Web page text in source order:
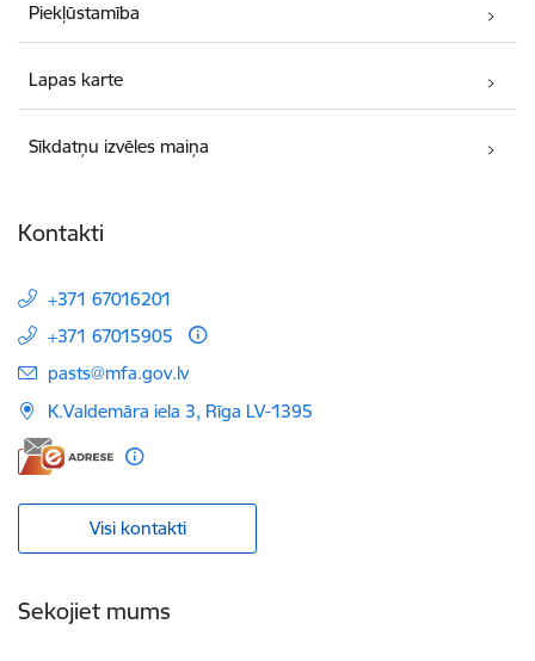
Piekļūstamība
Lapas karte
Sīkdatņu izvēles maiņa
Kontakti
+371 67016201
+371 67015905
E-pasts:
pasts@mfa.gov.lv
K.Valdemāra iela 3, Rīga LV-1395
Visi kontakti
Sekojiet mums